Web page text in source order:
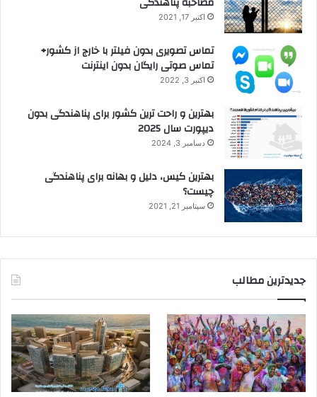
اکتبر 17, 2021
تماس تصویری بدون فیلتر با خارج از کشور+
تماس صوتی رایگان بدون اینترنت
اکتبر 3, 2022
بهترین و راحت ترین کشور برای پناهندگی بدون
دیپورت سال 2025
دسامبر 3, 2024
بهترین کیس، دلیل و بهانه برای پناهندگی
چیست؟
سپتامبر 21, 2021
جدیدترین مطالب